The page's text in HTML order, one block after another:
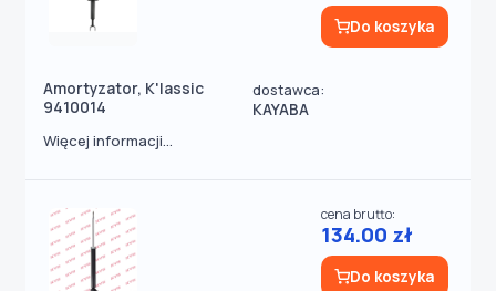
Amortyzator, K'lassic
9410014
dostawca:
KAYABA
Do koszyka
Więcej informacji...
cena brutto:
134.00 zł
Do koszyka